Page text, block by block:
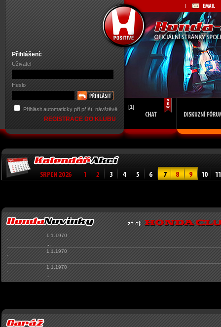
Přihlášení:
Uživatel
Heslo
Přihlásit automaticky při příští návštěvě
REGISTRACE DO KLUBU
[1]
1.1.1970
1.1.1970
1.1.1970